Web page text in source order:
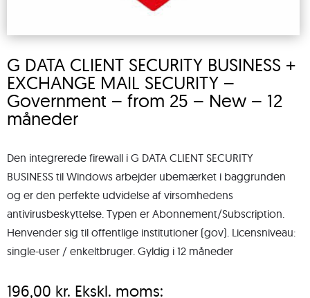
G DATA CLIENT SECURITY BUSINESS +
EXCHANGE MAIL SECURITY –
Government – from 25 – New – 12
måneder
Den integrerede firewall i G DATA CLIENT SECURITY
BUSINESS til Windows arbejder ubemærket i baggrunden
og er den perfekte udvidelse af virsomhedens
antivirusbeskyttelse. Typen er Abonnement/Subscription.
Henvender sig til offentlige institutioner (gov). Licensniveau:
single-user / enkeltbruger. Gyldig i 12 måneder
196,00 kr. Ekskl. moms: